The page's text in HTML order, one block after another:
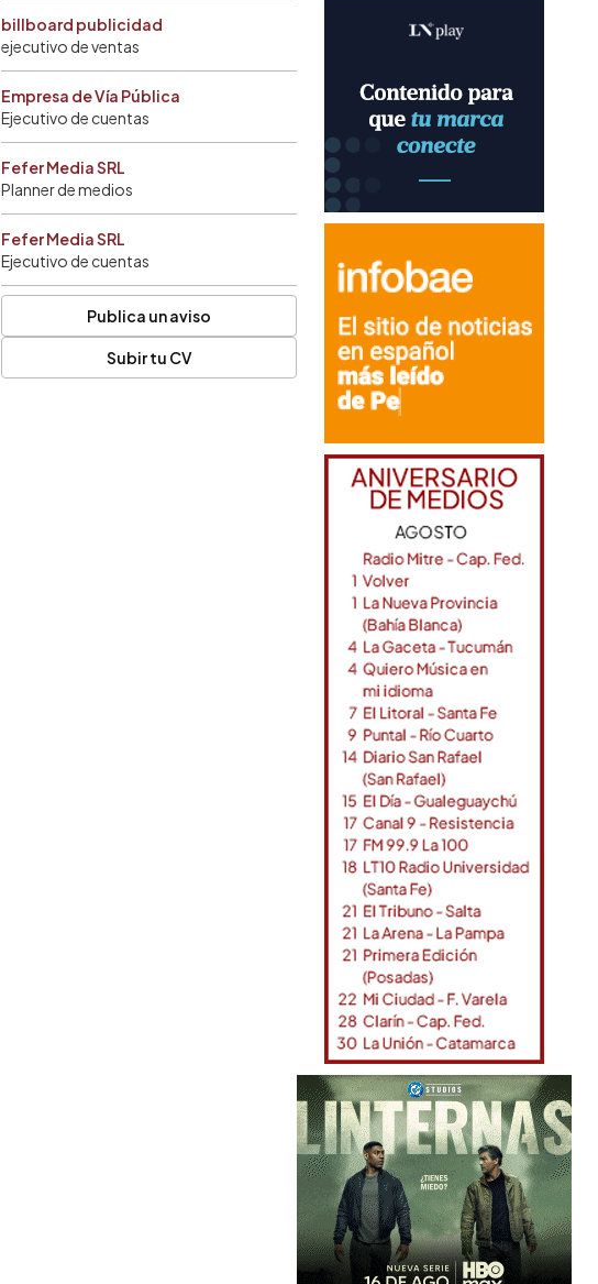
billboard publicidad
ejecutivo de ventas
Empresa de Vía Pública
Ejecutivo de cuentas
Fefer Media SRL
Planner de medios
Fefer Media SRL
Ejecutivo de cuentas
Publica un aviso
Subir tu CV